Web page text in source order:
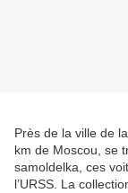
Près de la ville de
km de Moscou, se
samoldelka, ces
l’URSS. La